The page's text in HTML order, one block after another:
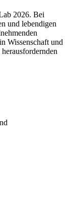
2026. Bei
und lebendigen
Wissenschaft und